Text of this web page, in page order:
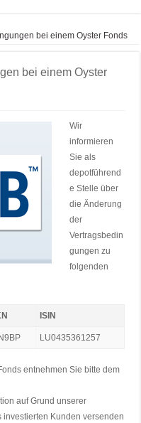
bei einem Oyster Fonds
bei einem Oyster
Wir
informieren
Sie als
depotführend
e Stelle über
die Änderung
der
Vertragsbedin
gungen zu
folgenden
ISIN
LU0435361257
entnehmen Sie bitte dem
auf Grund unserer
investierten Kunden versenden